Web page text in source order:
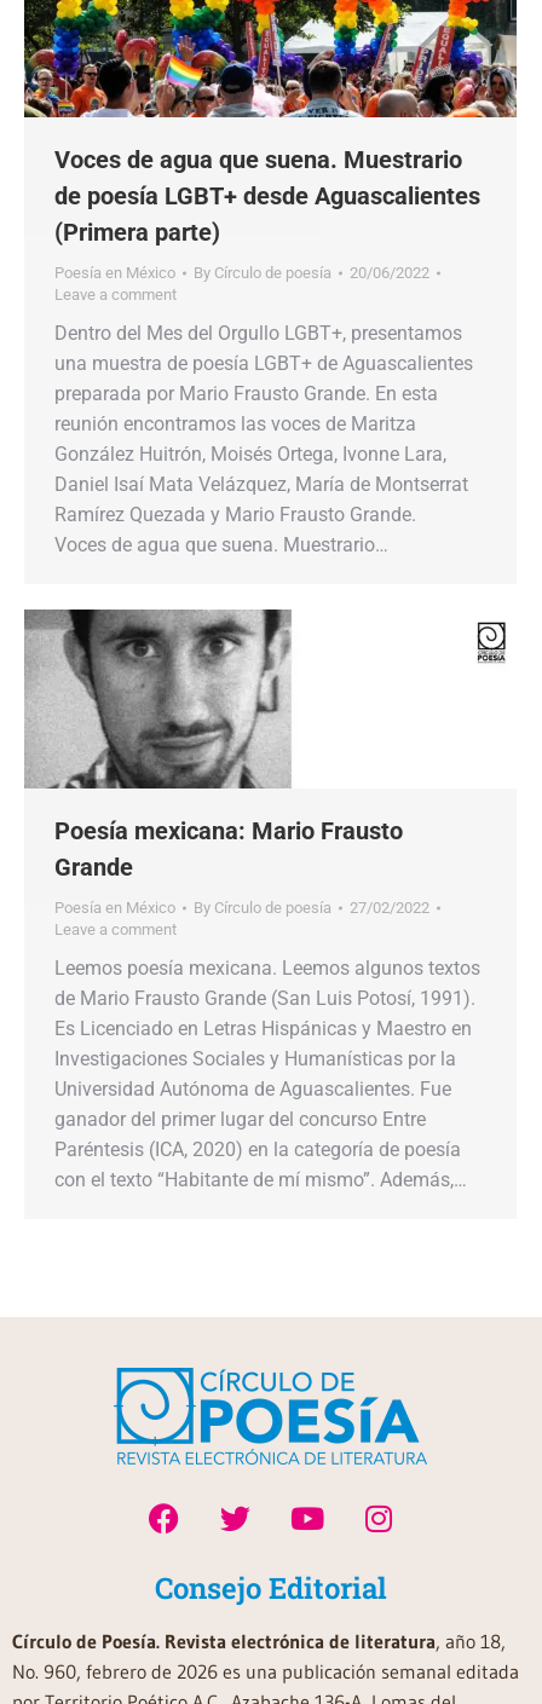
Voces de agua que suena. Muestrario
de poesía LGBT+ desde Aguascalientes
(Primera parte)
Poesía en México By Círculo de poesía
20/06/2022
Leave a comment
Dentro del Mes del Orgullo LGBT+, presentamos
una muestra de poesía LGBT+ de Aguascalientes
preparada por Mario Frausto Grande. En esta
reunión encontramos las voces de Maritza
González Huitrón, Moisés Ortega, Ivonne Lara,
Daniel Isaí Mata Velázquez, María de Montserrat
Ramírez Quezada y Mario Frausto Grande.
Voces de agua que suena. Muestrario…
Poesía mexicana: Mario Frausto
Grande
Poesía en México By Círculo de poesía
27/02/2022
Leave a comment
Leemos poesía mexicana. Leemos algunos textos
de Mario Frausto Grande (San Luis Potosí, 1991).
Es Licenciado en Letras Hispánicas y Maestro en
Investigaciones Sociales y Humanísticas por la
Universidad Autónoma de Aguascalientes. Fue
ganador del primer lugar del concurso Entre
Paréntesis (ICA, 2020) en la categoría de poesía
con el texto “Habitante de mí mismo”. Además,…
Consejo Editorial
Círculo de Poesía. Revista electrónica de literatura, año 18,
No. 960, febrero de 2026 es una publicación semanal editada